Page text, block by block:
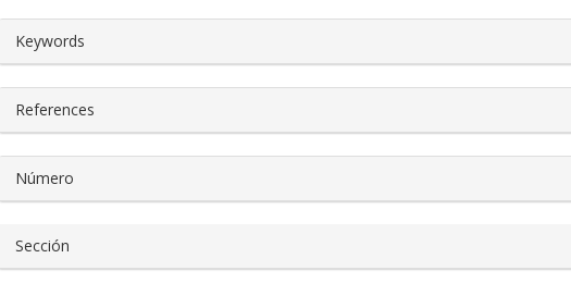
##plugins.themes.bootstrap3.article.details##
Keywords
References
Número
Sección